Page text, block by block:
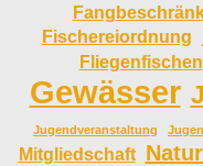
Fischereiordnung
Fliegenfischen
Gewässer
Jugendveranstaltung
Mitgliedschaft